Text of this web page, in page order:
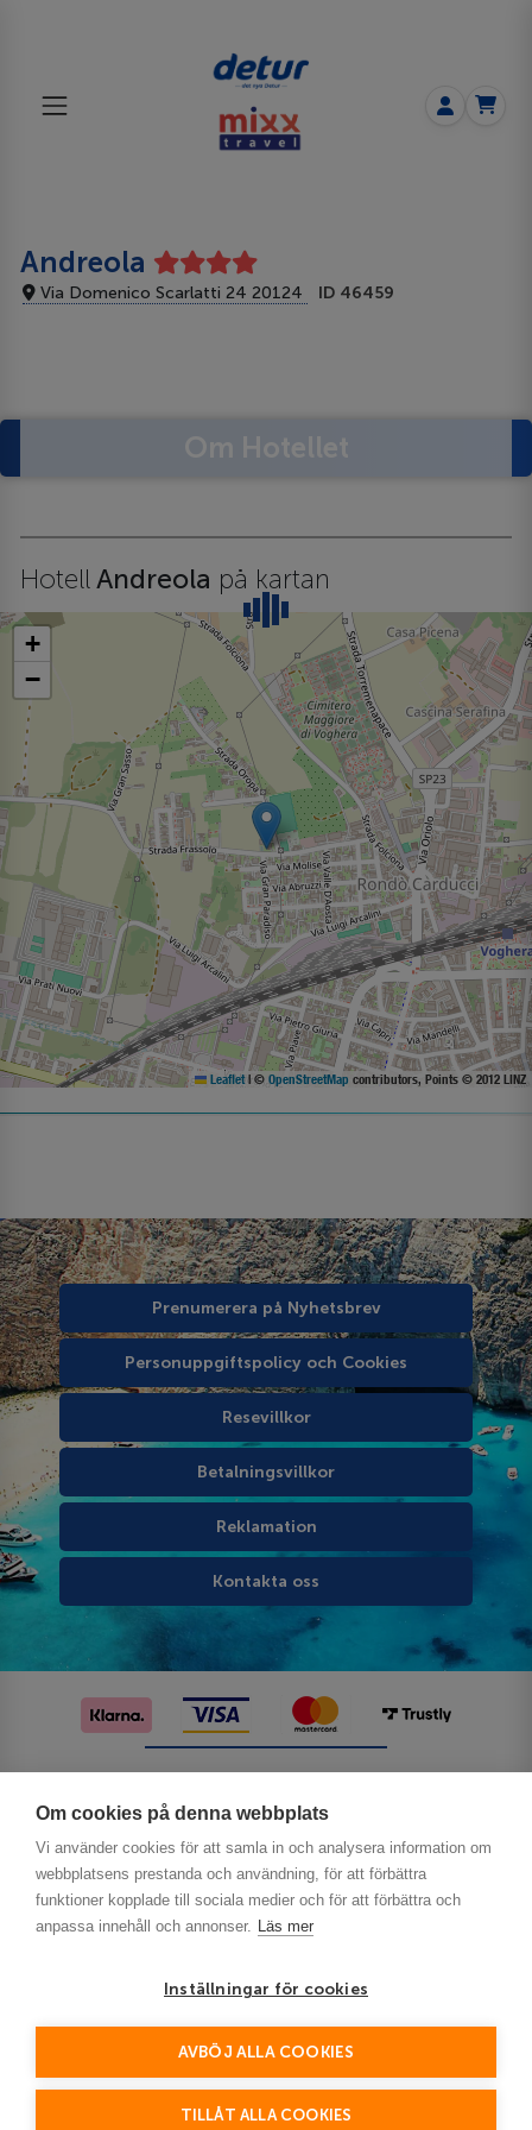
Om cookies på denna webbplats
Vi använder cookies för att samla in och analysera information om
webbplatsens prestanda och användning, för att förbättra
funktioner kopplade till sociala medier och för att förbättra och
anpassa innehåll och annonser. Läs mer
Inställningar för cookies
AVBÖJ ALLA COOKIES
TILLÅT ALLA COOKIES
Andreola
Via Domenico Scarlatti 24 20124 ID 46459
HotellAndreola på kartan
+
−
Leaflet | © OpenStreetMap contributors, Points © 2012 LINZ
Prenumerera på Nyhetsbrev
Personuppgiftspolicy och Cookies
Resevillkor
Betalningsvillkor
Reklamation
Kontakta oss
This site is protected by reCAPTCHA and the Google
Policy and Terms of Service apply.